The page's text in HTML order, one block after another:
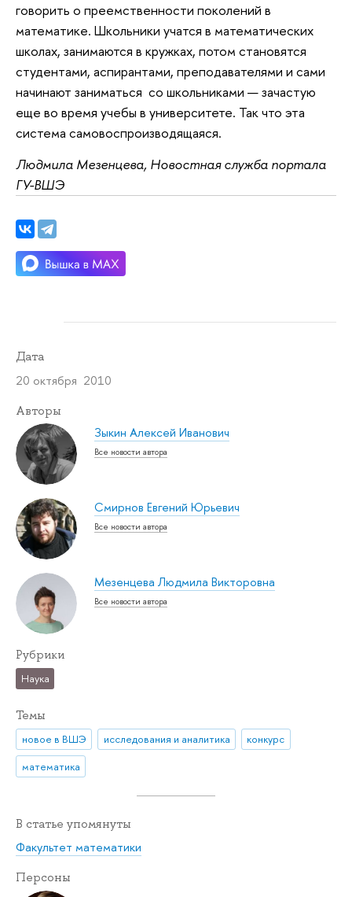
говорить о преемственности поколений в
математике. Школьники учатся в математических
школах, занимаются в кружках, потом становятся
студентами, аспирантами, преподавателями и сами
начинают заниматься со школьниками — зачастую
еще во время учебы в университете. Так что эта
система самовоспроизводящаяся.
Людмила Мезенцева, Новостная служба портала
ГУ-ВШЭ
Дата
20 октября 2010
Авторы
Зыкин Алексей Иванович
Все новости автора
Смирнов Евгений Юрьевич
Все новости автора
Мезенцева Людмила Викторовна
Все новости автора
Рубрики
Наука
Темы
новое в ВШЭ исследования и аналитика
конкурс
математика
В статье упомянуты
Факультет математики
Персоны